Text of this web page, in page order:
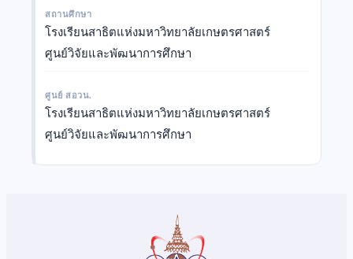
สถานศึกษา
โรงเรียนสาธิตแห่งมหาวิทยาลัยเกษตรศาสตร์
ศูนย์วิจัยและพัฒนาการศึกษา
ศูนย์ สอวน.
โรงเรียนสาธิตแห่งมหาวิทยาลัยเกษตรศาสตร์
ศูนย์วิจัยและพัฒนาการศึกษา